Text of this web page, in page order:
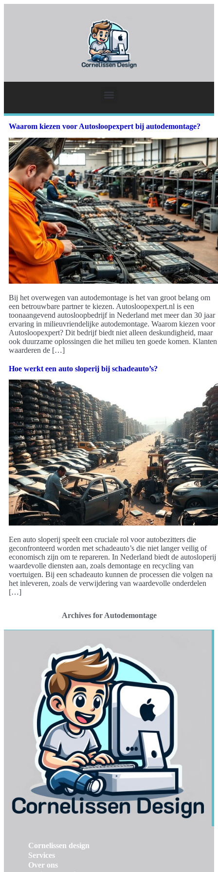
Waarom kiezen voor Autosloopexpert bij autodemontage?
Bij het overwegen van autodemontage is het van groot belang om
een betrouwbare partner te kiezen. Autosloopexpert.nl is een
toonaangevend autosloopbedrijf in Nederland met meer dan 30 jaar
ervaring in milieuvriendelijke autodemontage. Waarom kiezen voor
Autosloopexpert? Dit bedrijf biedt niet alleen deskundigheid, maar
ook duurzame oplossingen die het milieu ten goede komen. Klanten
waarderen de […]
Hoe werkt een auto sloperij bij schadeauto’s?
Een auto sloperij speelt een cruciale rol voor autobezitters die
geconfronteerd worden met schadeauto’s die niet langer veilig of
economisch zijn om te repareren. In Nederland biedt de autosloperij
waardevolle diensten aan, zoals demontage en recycling van
voertuigen. Bij een schadeauto kunnen de processen die volgen na
het inleveren, zoals de verwijdering van waardevolle onderdelen
[…]
Archives for Autodemontage
Cornelissen design
Services
Over ons